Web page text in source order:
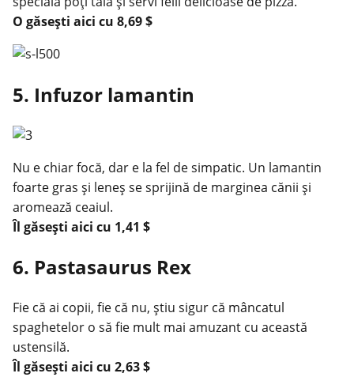
O găsești aici cu 8,69 $
5. Infuzor lamantin
Nu e chiar focă, dar e la fel de simpatic. Un lamantin
foarte gras și leneș se sprijină de marginea cănii și
aromează ceaiul.
Îl găsești aici cu 1,41 $
6. Pastasaurus Rex
Fie că ai copii, fie că nu, știu sigur că mâncatul
spaghetelor o să fie mult mai amuzant cu această
ustensilă.
Îl găsești aici cu 2,63 $